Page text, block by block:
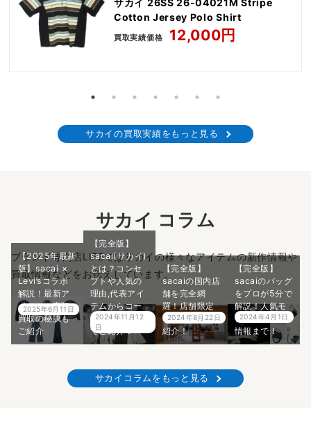
Cotton Jersey Polo Shirt
買取実績価格 12,000円
サカイの買取実績をもっと見る
サカイ コラム
ブランド専門店LIFEではサカイの様々なアイテムの新作情報や
買取情報などをお伝えしています。
【2025年最新
版】sacai ×
Levi’sコラボ
解説！最新ア
イテムの高額
買取の秘訣も
ご紹介
2025年6月11日
【完全版】
sacai(サカイ)
とは？コンセ
プトや人気の
理由,代表アイ
テムからコー
ディネートま
でご紹介！
2024年11月12
日
【完全版】
sacaiの国内店
舗を完全網
羅！店舗限定
アイテムもご
紹介！
2024年8月22日
【完全版】
sacaiのバッグ
をプロが5分で
解説！人気モ
デルから店舗
情報まで！
2024年4月1日
サカイコラムをもっと見る